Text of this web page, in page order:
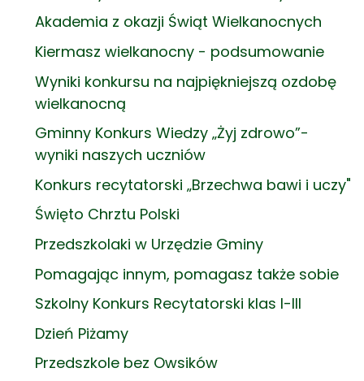
Akademia z okazji Świąt Wielkanocnych
Kiermasz wielkanocny - podsumowanie
Wyniki konkursu na najpiękniejszą ozdobę
wielkanocną
Gminny Konkurs Wiedzy „Żyj zdrowo”-
wyniki naszych uczniów
Konkurs recytatorski „Brzechwa bawi i uczy"
Święto Chrztu Polski
Przedszkolaki w Urzędzie Gminy
Pomagając innym, pomagasz także sobie
Szkolny Konkurs Recytatorski klas I-III
Dzień Piżamy
Przedszkole bez Owsików